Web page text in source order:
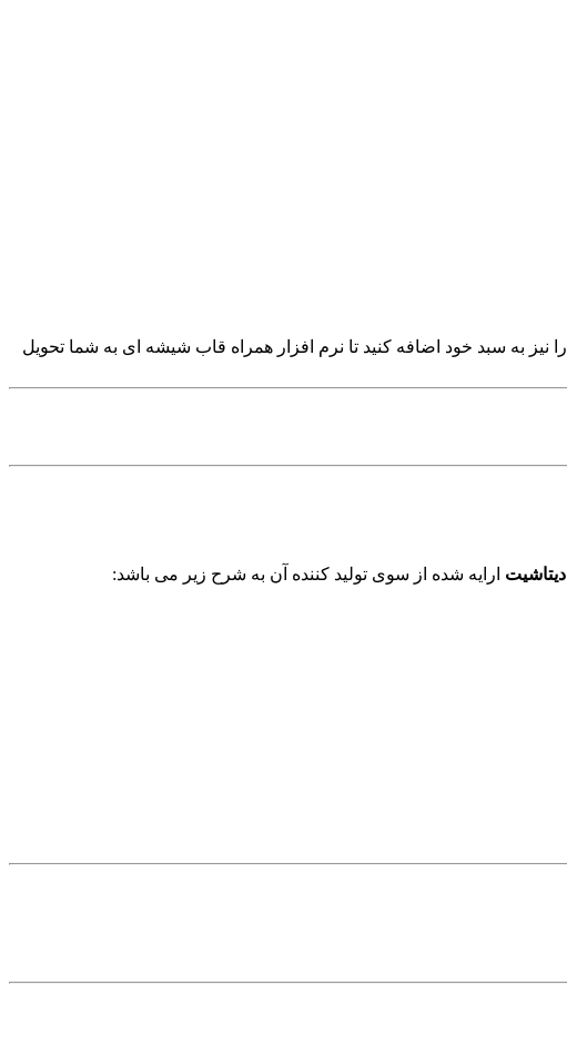
این محصول به صورت لوح فشرده و بدون قاب شیشه‌ای عرضه می‌شود. در صورت تمایل می توانید محصول CD & DVD CASE را نیز به سبد خود اضافه کنید تا نرم افزار همراه قاب شیشه ای به شما تحویل
دیتاشیت ارایه شده از سوی تولید کننده آن به شرح زیر می باشد: